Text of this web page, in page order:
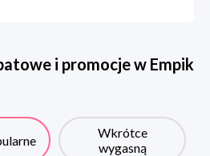
i promocje w Empik
Wkrótce
wygasną